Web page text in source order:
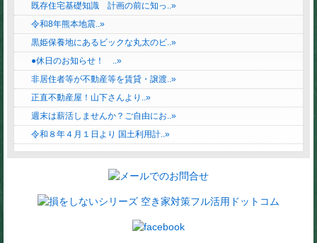
既存住宅基礎知識 計画の前に知っ..»
令和8年熊本地震..»
黒姫保養地にあるビックな丸太のビ..»
●休日のお知らせ！ ..»
非居住者等が不動産等を賃貸・譲渡..»
正直不動産屋！山下さんより..»
週末は薪活しませんか？ご自由にお..»
令和８年４月１日より 国土利用計..»